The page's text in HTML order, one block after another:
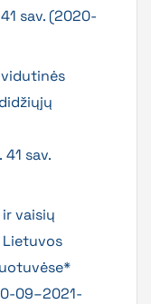
sav. (2020-
sav.
vaisių
Lietuvos
09–2021-